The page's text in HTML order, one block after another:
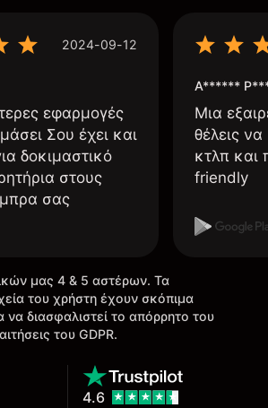
2024-09-12
εφαρμογές
Σου έχει και
δοκιμαστικό
στους
σας
A******
Μια
θέλεις
κτλπ και
friendly
μας 4 & 5 αστέρων. Τα
του χρήστη έχουν σκόπιμα
να διασφαλιστεί το απόρρητο του
του GDPR.
4.6